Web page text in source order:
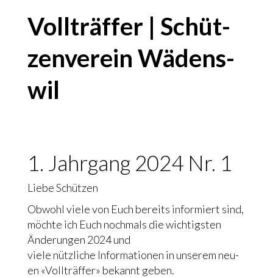
Voll­träf­fer | Schüt­
zen­ver­ein Wädens­
wil
1. Jahr­gang 2024 Nr. 1
Lie­be Schüt­zen
Obwohl vie­le von Euch bereits infor­miert sind,
möch­te ich Euch noch­mals die wich­tig­sten
Ände­run­gen 2024 und
vie­le nütz­li­che Infor­ma­tio­nen in unse­rem neu­
en «Voll­träf­fer» bekannt geben.